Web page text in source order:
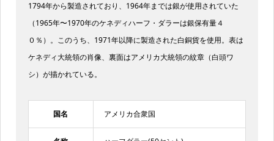
1794年から製造されており、1964年までは銀が使用されていた
（1965年〜1970年のケネディハーフ・ダラーは銀保有量４
０％）。このうち、1971年以降に製造された白銅貨を使用。表は
ケネディ大統領の肖像、裏面はアメリカ大統領の紋章（白頭ワ
シ）が描かれている。
国名 アメリカ合衆国